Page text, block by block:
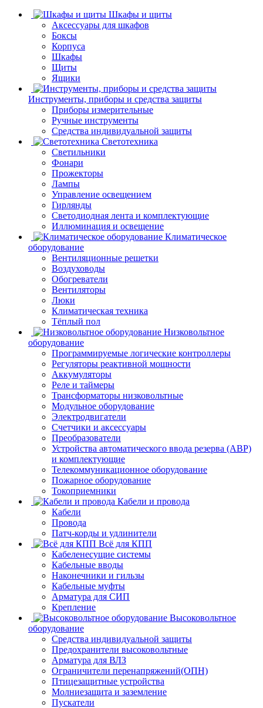
Шкафы и щиты
Аксессуары для шкафов
Боксы
Корпуса
Шкафы
Щиты
Ящики
Инструменты, приборы и средства защиты
Приборы измерительные
Ручные инструменты
Средства индивидуальной защиты
Светотехника
Светильники
Фонари
Прожекторы
Лампы
Управление освещением
Гирлянды
Светодиодная лента и комплектующие
Иллюминация и освещение
Климатическое
оборудование
Вентиляционные решетки
Воздуховоды
Обогреватели
Вентиляторы
Люки
Климатическая техника
Тёплый пол
Низковольтное
оборудование
Программируемые логические контроллеры
Регуляторы реактивной мощности
Аккумуляторы
Реле и таймеры
Трансформаторы низковольтные
Модульное оборудование
Электродвигатели
Счетчики и аксессуары
Преобразователи
Устройства автоматического ввода резерва (АВР)
и комплектующие
Телекоммуникационное оборудование
Пожарное оборудование
Токоприемники
Кабели и провода
Кабели
Провода
Патч-корды и удлинители
Всё для КПП
Кабеленесущие системы
Кабельные вводы
Наконечники и гильзы
Кабельные муфты
Арматура для СИП
Крепление
Высоковольтное
оборудование
Средства индивидуальной защиты
Предохранители высоковольтные
Арматура для ВЛЗ
Ограничители перенапряжений(ОПН)
Птицезащитные устройства
Молниезащита и заземление
Пускатели